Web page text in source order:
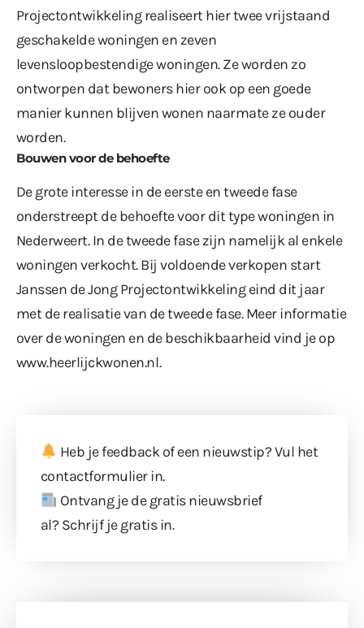
Projectontwikkeling realiseert hier twee vrijstaand
geschakelde woningen en zeven
levensloopbestendige woningen. Ze worden zo
ontworpen dat bewoners hier ook op een goede
manier kunnen blijven wonen naarmate ze ouder
worden.
Bouwen voor de behoefte
De grote interesse in de eerste en tweede fase
onderstreept de behoefte voor dit type woningen in
Nederweert. In de tweede fase zijn namelijk al enkele
woningen verkocht. Bij voldoende verkopen start
Janssen de Jong Projectontwikkeling eind dit jaar
met de realisatie van de tweede fase. Meer informatie
over de woningen en de beschikbaarheid vind je op
www.heerlijckwonen.nl.
Heb je feedback of een nieuwstip? Vul het
contactformulierin.
Ontvang je de gratis nieuwsbrief
al? Schrijf je gratis in.